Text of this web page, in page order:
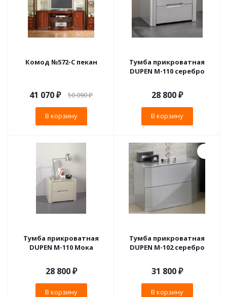
Комод №572-С пекан
41 070₽ 50 090₽
В корзину
Тумба прикроватная
DUPEN М-110 серебро
28 800₽
В корзину
Тумба прикроватная
DUPEN М-110 Мока
28 800₽
В корзину
Тумба прикроватная
DUPEN М-102 серебро
31 800₽
В корзину